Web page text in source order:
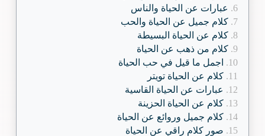
عبارات عن الحياة والناس
كلام جميل عن الحياة والحب
كلام عن الحياة البسيطة
كلام من ذهب عن الحياة
اجمل ما قيل في حب الحياة
كلام عن الحياة تويتر
عبارات عن الحياة القاسية
كلام عن الحياة الحزينة
كلام جميل وروائع عن الحياة
صور كلام راقي عن الحياة